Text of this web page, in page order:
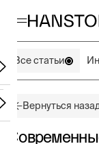
Все статьи
Вернуться